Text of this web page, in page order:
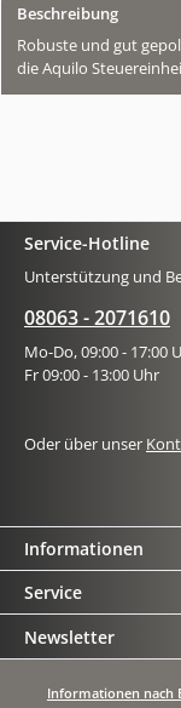
Beschreibung
Robuste und gut
die Aquilo
Service-Hotline
Unterstützung und
08063 - 2071610
Mo-Do, 09:00 - 17:00
Fr 09:00 - 13:00 Uhr
Oder über unser
Informationen
Service
Newsletter
Informationen nach